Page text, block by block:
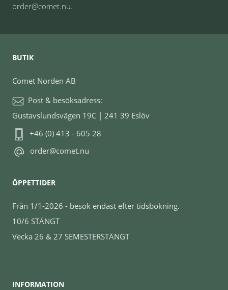
order@comet.nu.
BUTIK
Comet Norden AB
Post & besöksadress:
Gustavslundsvägen 19C | 241 39 Eslöv
+46 (0) 413 - 605 28
order@comet.nu
ÖPPETTIDER
Från 1/1-2026 - besök endast efter tidsbokning.
10/6 STÄNGT
Vecka 26 & 27 SEMESTERSTÄNGT
INFORMATION